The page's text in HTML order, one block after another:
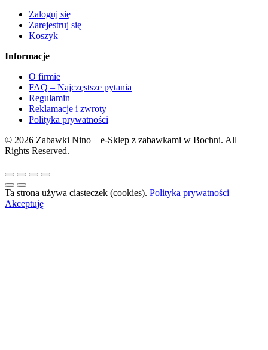
Zaloguj się
Zarejestruj się
Koszyk
Informacje
O firmie
FAQ – Najczęstsze pytania
Regulamin
Reklamacje i zwroty
Polityka prywatności
© 2026 Zabawki Nino – e-Sklep z zabawkami w Bochni. All
Rights Reserved.
Ta strona używa ciasteczek (cookies). Polityka prywatności
Akceptuję